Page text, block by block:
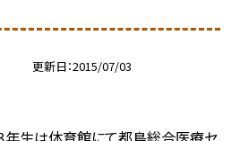
更新日 2015/07/03